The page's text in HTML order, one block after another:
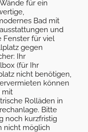
für ein
Bad mit
und
Fenster für viel
gegen
Ihr
(für Ihr
nicht benötigen,
können
mit
Rolläden in
Bitte
noch kurzfristig
nicht möglich